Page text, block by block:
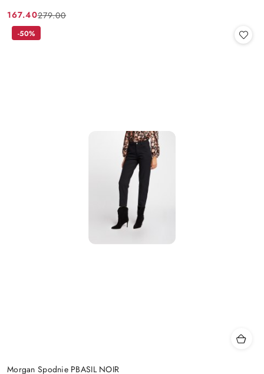
Cena
promocyjna:
167.40
Cena
przed
279.00
Morgan Spodnie PBASIL NOIR
-50%